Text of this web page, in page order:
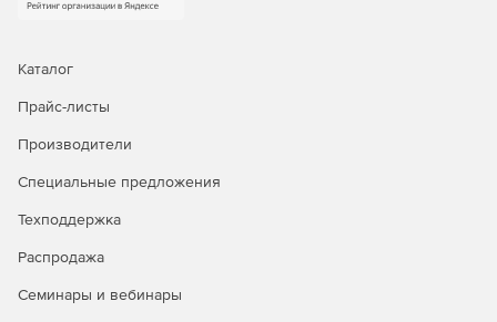
Отправка уведомлений по электронной почте о
процессах резервного копирования.
Генерация отчетов на уровне сервера и предприятия.
Автоматический обрыв существующих подключений
Автоматическая проверка и формирование списка
Каталог
Прайс-листы
Производители
Специальные предложения
Техподдержка
Распродажа
Семинары и вебинары